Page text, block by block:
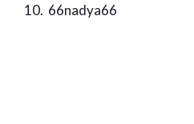
66nadya66